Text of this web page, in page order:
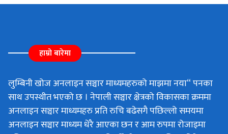
हाम्रो बारेमा
लुम्बिनी खोज अनलाइन सञ्चार माध्यमहरुको माझमा नया“ पनका
साथ उपस्थीत भएको छ । नेपाली सञ्चार क्षेत्रको विकासका क्रममा
अनलाइन सञ्चार माध्यमहरु प्रति रुचि बढेसगै पछिल्लो समयमा
अनलाइन सञ्चार माध्यम धेरै आएका छन र आम रुपमा रोजाइमा